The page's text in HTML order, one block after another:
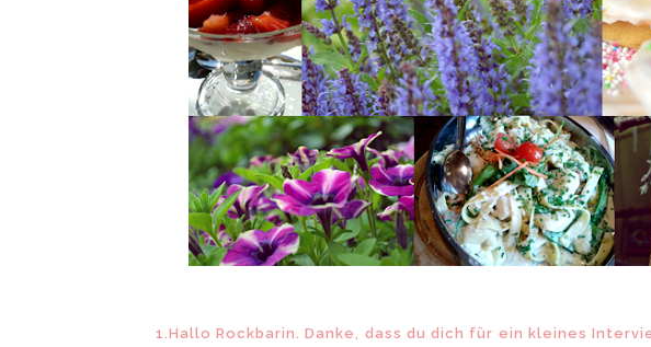
1.Hallo Rockbarin. Danke, dass du dich für ein kleines